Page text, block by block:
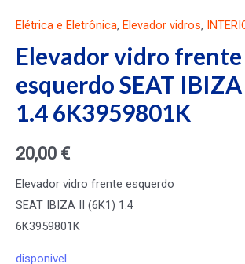
Elétrica e Eletrônica, Elevador vidros,
Elevador vidro frente
esquerdo SEAT
1.4 6K3959801K
20,00 €
Elevador vidro frente esquerdo
SEAT IBIZA II (6K1) 1.4
6K3959801K
disponivel